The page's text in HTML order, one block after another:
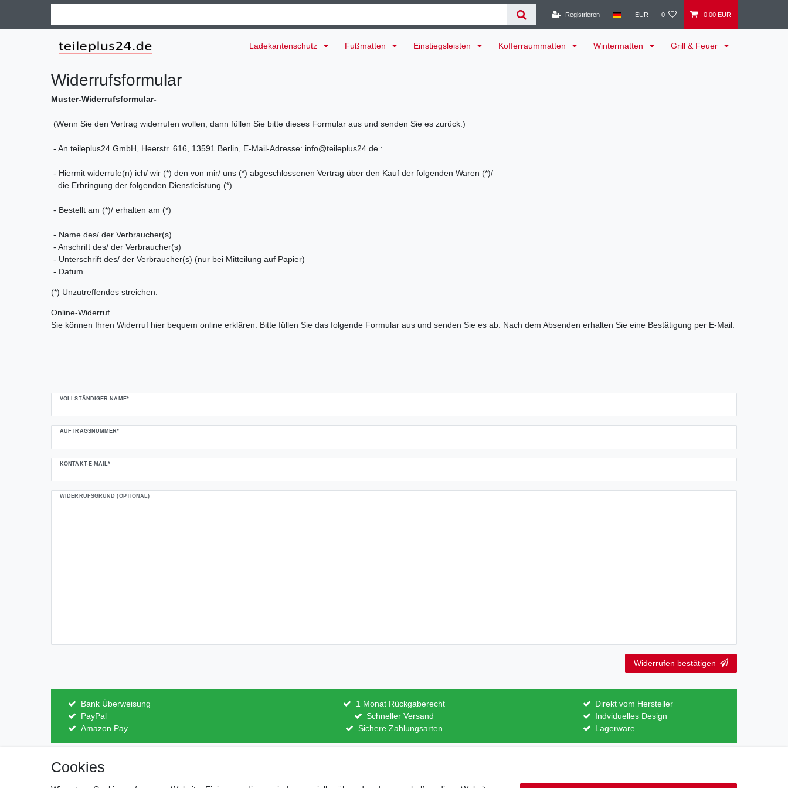
Registrieren EUR 0 0,00 EUR
Ladekantenschutz Fußmatten Einstiegsleisten Kofferraummatten Wintermatten Grill & Feuer
Widerrufs­formular
Muster-Widerrufsformular-
(Wenn Sie den Vertrag widerrufen wollen, dann füllen Sie bitte dieses Formular aus und senden Sie es zurück.)
- An teileplus24 GmbH, Heerstr. 616, 13591 Berlin, E-Mail-Adresse: info@teileplus24.de :
- Hiermit widerrufe(n) ich/ wir (*) den von mir/ uns (*) abgeschlossenen Vertrag über den Kauf der folgenden Waren (*)/
die Erbringung der folgenden Dienstleistung (*)
- Bestellt am (*)/ erhalten am (*)
- Name des/ der Verbraucher(s)
- Anschrift des/ der Verbraucher(s)
- Unterschrift des/ der Verbraucher(s) (nur bei Mitteilung auf Papier)
- Datum
(*) Unzutreffendes streichen.
Online-Widerruf
Sie können Ihren Widerruf hier bequem online erklären. Bitte füllen Sie das folgende Formular aus und senden Sie es ab. Nach dem Absenden erhalten Sie eine Bestätigung per E-Mail.
VOLLSTÄNDIGER NAME*
AUFTRAGSNUMMER*
KONTAKT-E-MAIL*
WIDERRUFSGRUND (OPTIONAL)
Ceres::Template.mailFormHoneypotLabel
Widerrufen bestätigen
Bank Überweisung
PayPal
Amazon Pay
1 Monat Rückgaberecht
Schneller Versand
Sichere Zahlungsarten
Direkt vom Hersteller
Indviduelles Design
Lagerware
Cookies